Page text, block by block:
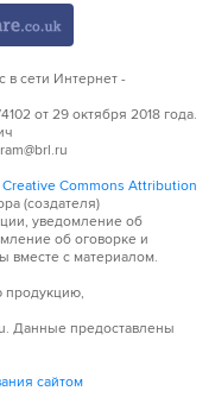
в сети Интернет -
от 29 октября 2018 года.
Creative Commons Attribution
(создателя)
уведомление об
об оговорке и
вместе с материалом.
продукцию,
Данные предоставлены
сайтом